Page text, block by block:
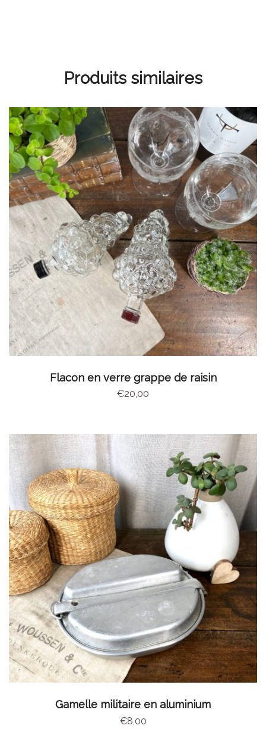
Produits similaires
CHOIX DES OPTIONS
Flacon en verre grappe de raisin
€20,00
AJOUTER AU PANIER
Gamelle militaire en aluminium
€8,00